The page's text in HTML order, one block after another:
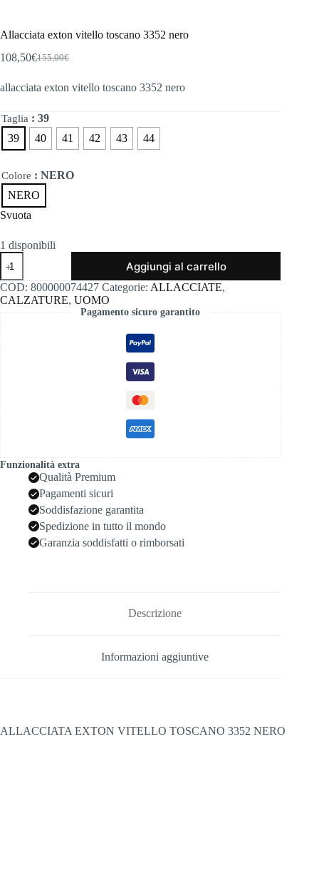
Allacciata exton vitello toscano 3352 nero
155,00€
Il
originale
155,00€.
108,50€Il
attuale
108,50€.
allacciata exton vitello toscano 3352 nero
Taglia : 39
39
40 41 42 43 44
Colore : NERO
NERO
Svuota
1 disponibili
Allacciata
exton
vitello
toscano
3352
Aggiungi al carrello
COD: 800000074427 Categorie: ALLACCIATE,
CALZATURE, UOMO
Pagamento sicuro garantito
Funzionalità extra
Qualità Premium
Pagamenti sicuri
Soddisfazione garantita
Spedizione in tutto il mondo
Garanzia soddisfatti o rimborsati
Descrizione
Informazioni aggiuntive
ALLACCIATA EXTON VITELLO TOSCANO 3352 NERO